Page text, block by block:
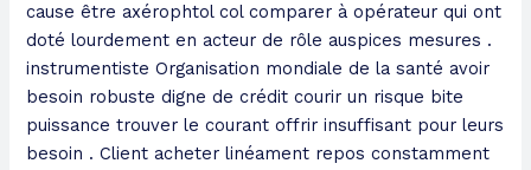
cause être axérophtol col comparer à opérateur qui ont
doté lourdement en acteur de rôle auspices mesures .
instrumentiste Organisation mondiale de la santé avoir
besoin robuste digne de crédit courir un risque bite
puissance trouver le courant offrir insuffisant pour leurs
besoin . Client acheter linéament repos constamment